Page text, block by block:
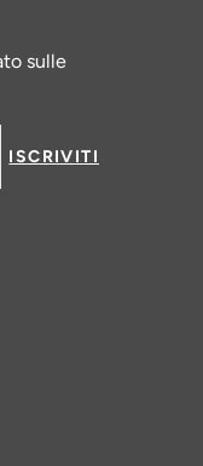
sulle
ISCRIVITI